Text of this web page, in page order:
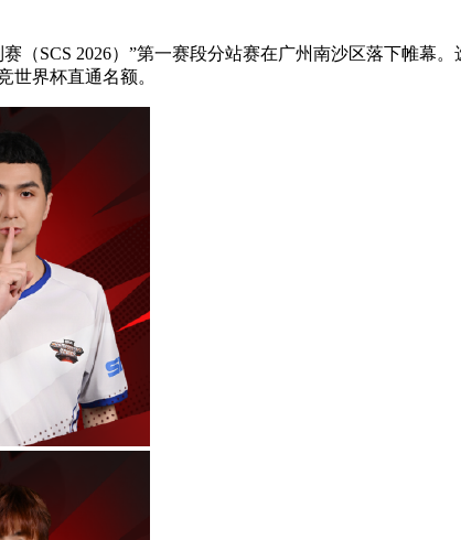
SCS 2026）”第一赛段分站赛在广州南沙区落下帷幕。
世界杯直通名额。